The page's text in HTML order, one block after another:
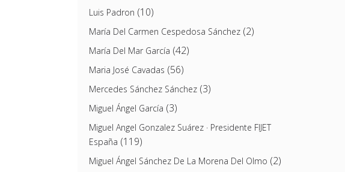
Luis Padron (10)
María Del Carmen Cespedosa Sánchez(2)
María Del Mar García (42)
Maria José Cavadas (56)
Mercedes Sánchez Sánchez(3)
Miguel Ángel García (3)
Miguel Angel Gonzalez Suárez · Presidente FIJET
España (119)
Miguel Ángel Sánchez De La Morena Del Olmo (2)